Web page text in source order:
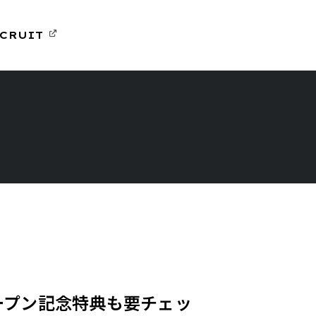
ン記念特典も要チェッ